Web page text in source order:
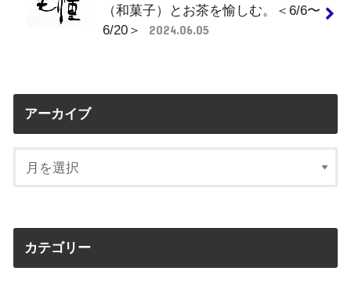
（和菓子）とお茶を愉しむ。＜6/6〜
6/20＞
2024.06.05
アーカイブ
カテゴリー